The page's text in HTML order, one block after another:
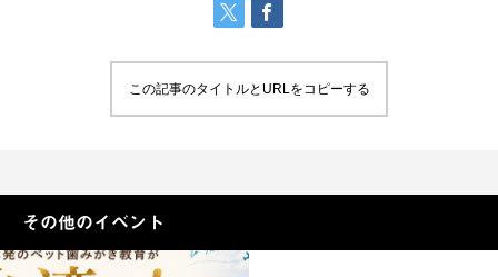
この記事のタイトルとURLをコピーする
その他のイベント